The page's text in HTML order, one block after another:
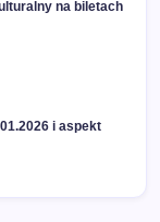
na biletach
i aspekt